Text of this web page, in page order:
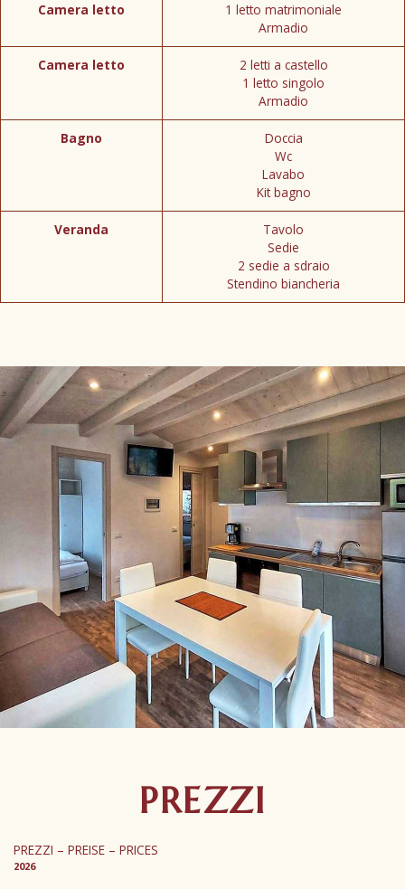
Camera letto
1 letto matrimoniale
Armadio
Camera letto
2 letti a castello
1 letto singolo
Armadio
Bagno
Doccia
Wc
Lavabo
Kit bagno
Veranda
Tavolo
Sedie
2 sedie a sdraio
Stendino biancheria
PREZZI
PREZZI – PREISE – PRICES
2026